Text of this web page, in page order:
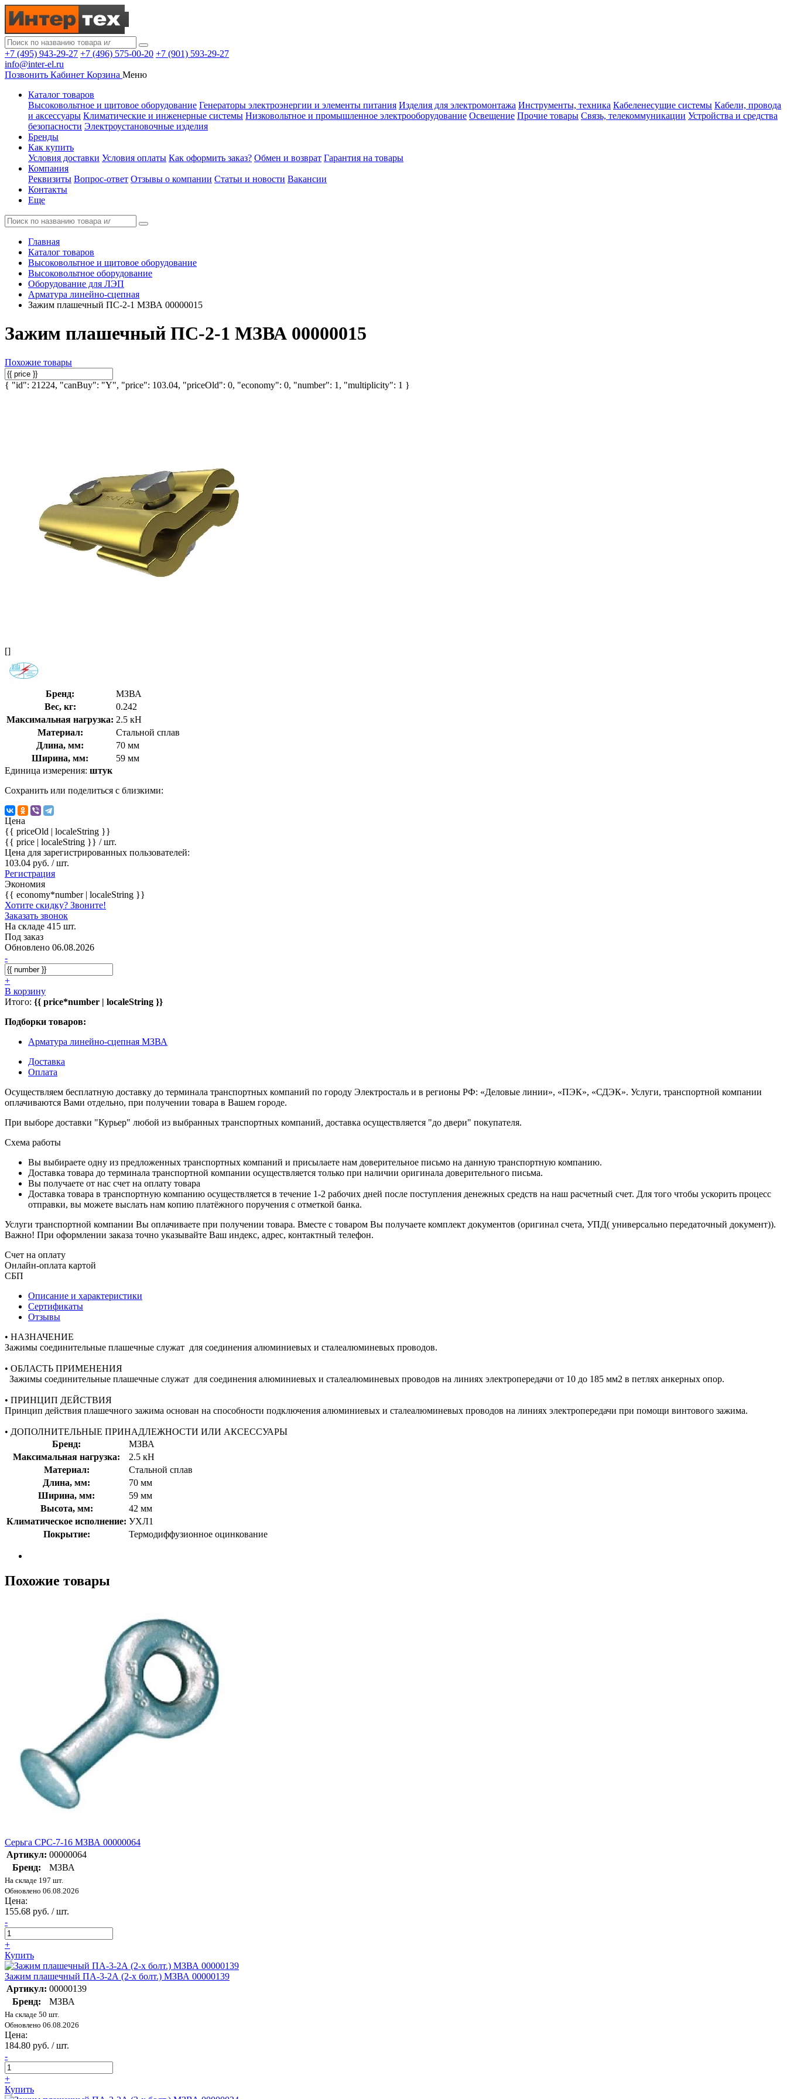
+7 (495) 943-29-27 +7 (496) 575-00-20 +7 (901) 593-29-27
info@inter-el.ru
Позвонить Кабинет Корзина Меню
Каталог товаров
Высоковольтное и щитовое оборудование Генераторы электроэнергии и элементы питания Изделия для электромонтажа Инструменты, техника Кабеленесущие системы Кабели, провода
и аксессуары Климатические и инженерные системы Низковольтное и промышленное электрооборудование Освещение Прочие товары Связь, телекоммуникации Устройства и средства
безопасности Электроустановочные изделия
Бренды
Как купить
Условия доставки Условия оплаты Как оформить заказ? Обмен и возврат Гарантия на товары
Компания
Реквизиты Вопрос-ответ Отзывы о компании Статьи и новости Вакансии
Контакты
Еще
Главная
Каталог товаров
Высоковольтное и щитовое оборудование
Высоковольтное оборудование
Оборудование для ЛЭП
Арматура линейно-сцепная
Зажим плашечный ПС-2-1 МЗВА 00000015
Зажим плашечный ПС-2-1 МЗВА 00000015
Похожие товары
{ "id": 21224, "canBuy": "Y", "price": 103.04, "priceOld": 0, "economy": 0, "number": 1, "multiplicity": 1 }
[]
Бренд:
МЗВА
Вес, кг:
0.242
Максимальная нагрузка: 2.5 кН
Материал:
Стальной сплав
Длина, мм:
70 мм
Ширина, мм:
59 мм
Единица измерения: штук
Сохранить или поделиться с близкими:
Цена
{{ priceOld | localeString }}
{{ price | localeString }} / шт.
Цена для зарегистрированных пользователей:
103.04 руб. / шт.
Регистрация
Экономия
{{ economy*number | localeString }}
Хотите скидку? Звоните!
Заказать звонок
На складе 415 шт.
Под заказ
Обновлено 06.08.2026
-
+
В корзину
Итого: {{ price*number | localeString }}
Подборки товаров:
Арматура линейно-сцепная МЗВА
Доставка
Оплата
Осуществляем бесплатную доставку до терминала транспортных компаний по городу Электросталь и в регионы РФ: «Деловые линии», «ПЭК», «СДЭК». Услуги, транспортной компании
оплачиваются Вами отдельно, при получении товара в Вашем городе.
При выборе доставки "Курьер" любой из выбранных транспортных компаний, доставка осуществляется "до двери" покупателя.
Схема работы
Вы выбираете одну из предложенных транспортных компаний и присылаете нам доверительное письмо на данную транспортную компанию.
Доставка товара до терминала транспортной компании осуществляется только при наличии оригинала доверительного письма.
Вы получаете от нас счет на оплату товара
Доставка товара в транспортную компанию осуществляется в течение 1-2 рабочих дней после поступления денежных средств на наш расчетный счет. Для того чтобы ускорить процесс
отправки, вы можете выслать нам копию платёжного поручения с отметкой банка.
Услуги транспортной компании Вы оплачиваете при получении товара. Вместе с товаром Вы получаете комплект документов (оригинал счета, УПД( универсально передаточный документ)).
Важно! При оформлении заказа точно указывайте Ваш индекс, адрес, контактный телефон.
Счет на оплату
Онлайн-оплата картой
СБП
Описание и характеристики
Сертификаты
Отзывы
• НАЗНАЧЕНИЕ
Зажимы соединительные плашечные служат для соединения алюминиевых и сталеалюминевых проводов.
• ОБЛАСТЬ ПРИМЕНЕНИЯ
Зажимы соединительные плашечные служат для соединения алюминиевых и сталеалюминевых проводов на линиях электропередачи от 10 до 185 мм2 в петлях анкерных опор.
• ПРИНЦИП ДЕЙСТВИЯ
Принцип действия плашечного зажима основан на способности подключения алюминиевых и сталеалюминевых проводов на линиях электропередачи при помощи винтового зажима.
• ДОПОЛНИТЕЛЬНЫЕ ПРИНАДЛЕЖНОСТИ ИЛИ АКСЕССУАРЫ
Бренд:
МЗВА
Максимальная нагрузка:
2.5 кН
Материал:
Стальной сплав
Длина, мм:
70 мм
Ширина, мм:
59 мм
Высота, мм:
42 мм
Климатическое исполнение: УХЛ1
Покрытие:
Термодиффузионное оцинкование
Похожие товары
Серьга СРС-7-16 МЗВА 00000064
Артикул: 00000064
Бренд:
МЗВА
На складе 197 шт.
Обновлено 06.08.2026
Цена:
155.68 руб. / шт.
-
+
Купить
Зажим плашечный ПА-3-2А (2-х болт.) МЗВА 00000139
Артикул: 00000139
Бренд:
МЗВА
На складе 50 шт.
Обновлено 06.08.2026
Цена:
184.80 руб. / шт.
-
+
Купить